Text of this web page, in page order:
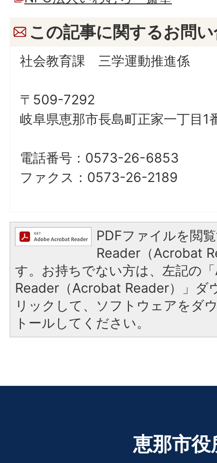
この記事に関するお問
社会教育課 三学運動推進係
〒509-7292
岐阜県恵那市長島町正家一丁目
電話番号：0573-26-6853
ファクス：0573-26-2189
PDFファイルを閲
Reader（Acrobat
す。お持ちでない方は、左記の
Reader（Acrobat Reader）」ダ
リックして、ソフトウェアをダ
トールしてください。
恵那市役